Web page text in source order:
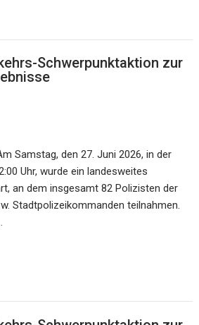
Schwerpunktaktion zur
Samstag, den 27. Juni 2026, in der
Uhr, wurde ein landesweites
an dem insgesamt 82 Polizisten der
Stadtpolizeikommanden teilnahmen.